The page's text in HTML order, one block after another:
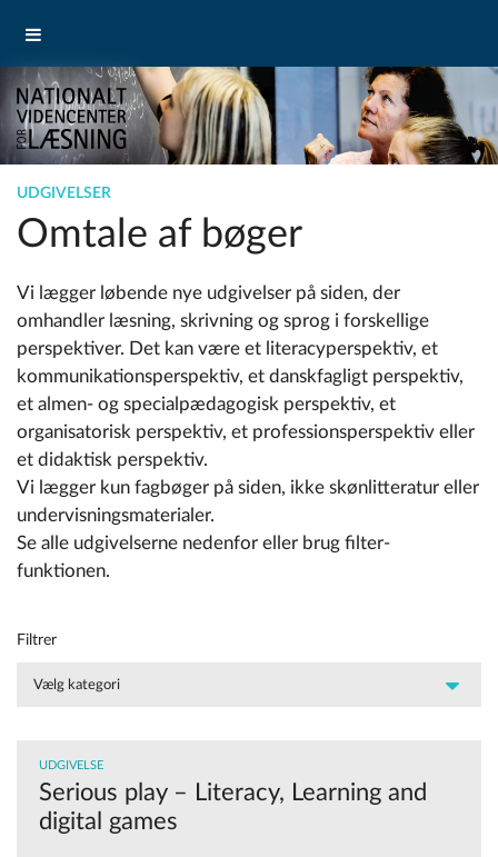
UDGIVELSER
Omtale af bøger
Vi lægger løbende nye udgivelser på siden, der
omhandler læsning, skrivning og sprog i forskellige
perspektiver. Det kan være et literacyperspektiv, et
kommunikationsperspektiv, et danskfagligt perspektiv,
et almen- og specialpædagogisk perspektiv, et
organisatorisk perspektiv, et professionsperspektiv eller
et didaktisk perspektiv.
Vi lægger kun fagbøger på siden, ikke skønlitteratur eller
undervisningsmaterialer.
Se alle udgivelserne nedenfor eller brug filter-
funktionen.
Filtrer
UDGIVELSE
Serious play – Literacy, Learning and
digital games